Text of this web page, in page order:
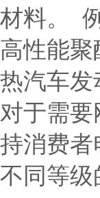
材料。
高性能
热汽车发
对于需
持消费者
不同等级